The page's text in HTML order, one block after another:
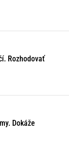
Rozhodovať
Dokáže